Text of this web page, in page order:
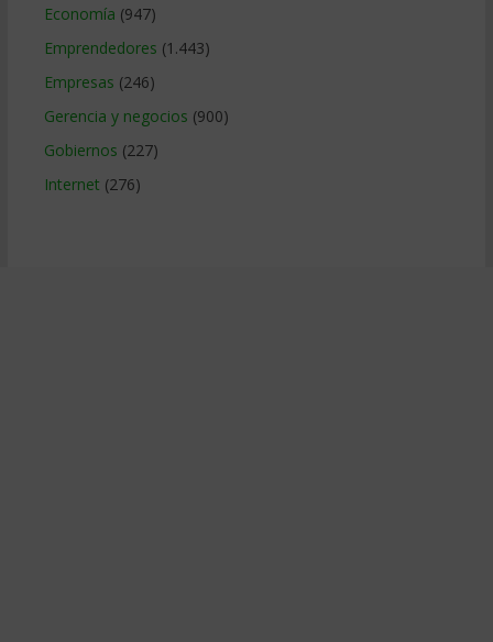
Economía (947)
Emprendedores (1.443)
Empresas (246)
Gerencia y negocios (900)
Gobiernos (227)
Internet (276)